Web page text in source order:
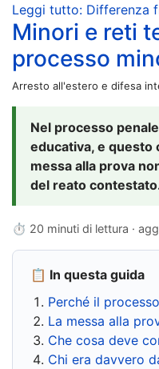
Leggi tutto: Differenza
Minori e reti
processo
Arresto all'estero e difesa
Nel processo
educativa, e questo
messa alla prova
del reato
⏱ 20 minuti di lettura ·
📋 In questa guida
Perché il
La messa alla
Che cosa deve
Chi era davvero